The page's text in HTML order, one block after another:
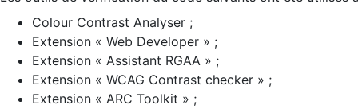
Colour Contrast Analyser ;
Extension « Web Developer » ;
Extension « Assistant RGAA » ;
Extension « WCAG Contrast checker » ;
Extension « ARC Toolkit » ;